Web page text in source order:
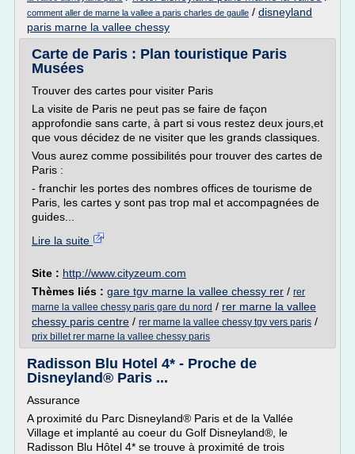
comment aller de marne la vallee a paris charles de gaulle / disneyland
paris marne la vallee chessy
Carte de Paris : Plan touristique Paris
Musées
Trouver des cartes pour visiter Paris
La visite de Paris ne peut pas se faire de façon
approfondie sans carte, à part si vous restez deux jours,et
que vous décidez de ne visiter que les grands classiques.
Vous aurez comme possibilités pour trouver des cartes de
Paris :
- franchir les portes des nombres offices de tourisme de
Paris, les cartes y sont pas trop mal et accompagnées de
guides...
Lire la suite
Site : http://www.cityzeum.com
Thèmes liés : gare tgv marne la vallee chessy rer / rer
marne la vallee chessy paris gare du nord / rer marne la vallee
chessy paris centre / rer marne la vallee chessy tgv vers paris /
prix billet rer marne la vallee chessy paris
Radisson Blu Hotel 4* - Proche de
Disneyland® Paris ...
Assurance
A proximité du Parc Disneyland® Paris et de la Vallée
Village et implanté au coeur du Golf Disneyland®, le
Radisson Blu Hôtel 4* se trouve à proximité de trois